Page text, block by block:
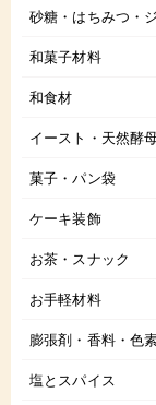
砂糖・はちみつ・
和菓子材料
和食材
イースト・天然酵
菓子・パン袋
ケーキ装飾
お茶・スナック
お手軽材料
膨張剤・香料・色
塩とスパイス